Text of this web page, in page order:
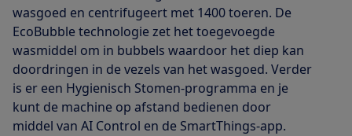
wasgoed en centrifugeert met 1400 toeren. De
EcoBubble technologie zet het toegevoegde
wasmiddel om in bubbels waardoor het diep kan
doordringen in de vezels van het wasgoed. Verder
is er een Hygienisch Stomen-programma en je
kunt de machine op afstand bedienen door
middel van AI Control en de SmartThings-app.